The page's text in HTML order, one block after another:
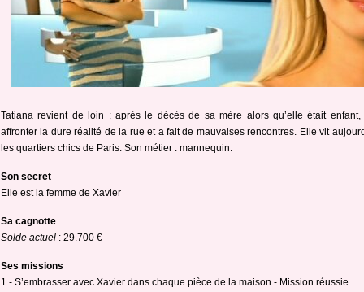
Tatiana revient de loin : après le décès de sa mère alors qu’elle était
affronter la dure réalité de la rue et a fait de mauvaises rencontres. Elle vit
les quartiers chics de Paris. Son métier : mannequin.
Son secret
Elle est la femme de Xavier
Sa cagnotte
Solde actuel : 29.700 €
Ses missions
1 - S’embrasser avec Xavier dans chaque pièce de la maison - Mission réussie